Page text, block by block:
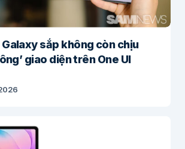
sắp không còn chịu
giao diện trên One UI